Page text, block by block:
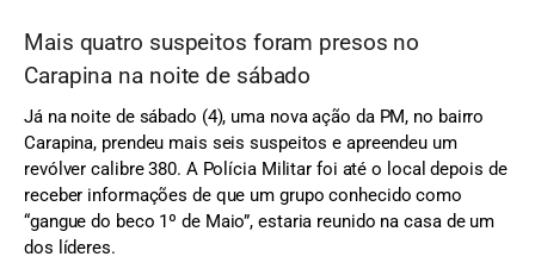
Mais quatro suspeitos foram presos no
Carapina na noite de sábado
Já na noite de sábado (4), uma nova ação da PM, no bairro
Carapina, prendeu mais seis suspeitos e apreendeu um
revólver calibre 380. A Polícia Militar foi até o local depois de
receber informações de que um grupo conhecido como
“gangue do beco 1º de Maio”, estaria reunido na casa de um
dos líderes.